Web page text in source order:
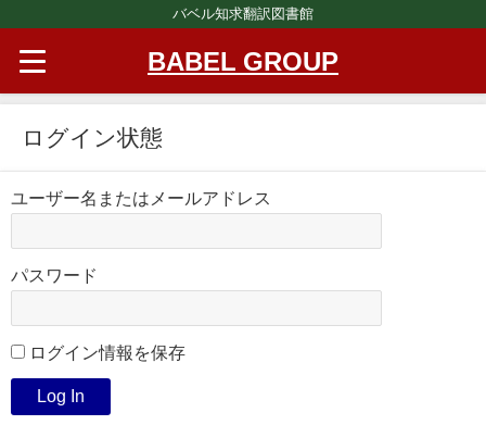
バベル知求翻訳図書館
BABEL GROUP
ログイン状態
ユーザー名またはメールアドレス
パスワード
ログイン情報を保存